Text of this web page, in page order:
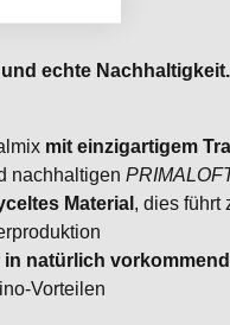
echte Nachhaltigkeit.
mit einzigartigem
nachhaltigen
Material , dies führt
in natürlich